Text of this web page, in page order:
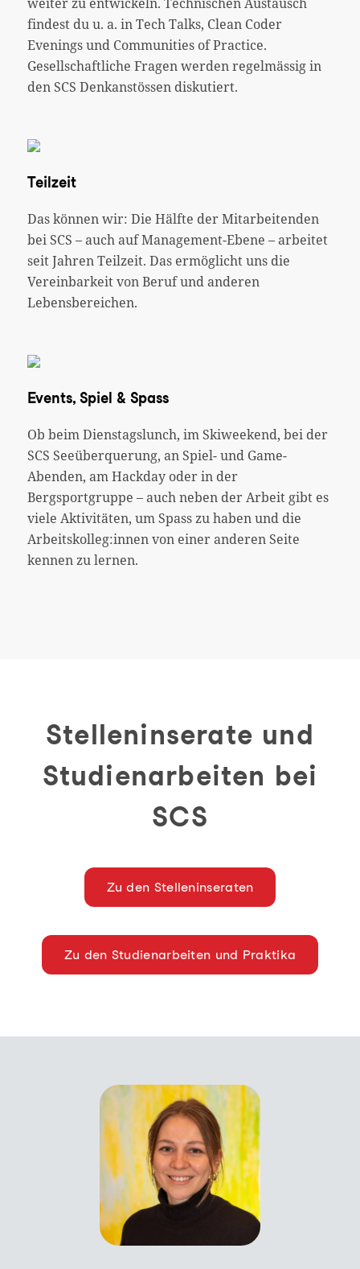
findest du u. a. in Tech Talks, Clean Coder
Evenings und Communities of Practice.
Gesellschaftliche Fragen werden regelmässig in
den SCS Denkanstössen diskutiert.
Teilzeit
Das können wir: Die Hälfte der Mitarbeitenden
bei SCS – auch auf Management-Ebene – arbeitet
seit Jahren Teilzeit. Das ermöglicht uns die
Vereinbarkeit von Beruf und anderen
Lebensbereichen.
Events, Spiel & Spass
Ob beim Dienstagslunch, im Skiweekend, bei der
SCS Seeüberquerung, an Spiel- und Game-
Abenden, am Hackday oder in der
Bergsportgruppe – auch neben der Arbeit gibt es
viele Aktivitäten, um Spass zu haben und die
Arbeitskolleg:innen von einer anderen Seite
kennen zu lernen.
Stelleninserate und
Studienarbeiten bei
SCS
Zu den Stelleninseraten
Zu den Studienarbeiten und Praktika